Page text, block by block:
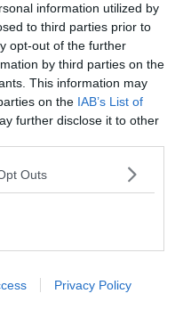
information utilized by
to third parties prior to
opt-out of the further
by third parties on the
This information may
on the IAB’s List of
further disclose it to other
Outs
Privacy Policy
italiano ha
del mondo e del